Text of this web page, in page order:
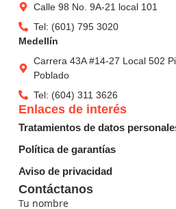
Calle 98 No. 9A-21 local 101
Tel: (601) 795 3020
Medellín
Carrera 43A #14-27 Local 502
Poblado
Tel: (604) 311 3626
Contáctanos
Tu nombre
Enlaces de interés
Tratamientos de datos
Política de garantías
Aviso de privacidad